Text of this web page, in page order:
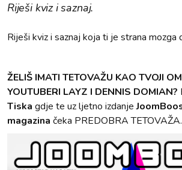
Riješi kviz i saznaj.
Riješi kviz i saznaj koja ti je strana mozga
ŽELIŠ IMATI TETOVAŽU KAO TVOJI
YOUTUBERI LAYZ I DENNIS DOMIAN?
Tiska gdje te uz ljetno izdanje
magazina čeka PREDOBRA TETOVAŽA.